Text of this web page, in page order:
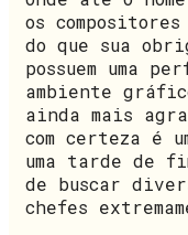
os
do que sua
possuem uma
ambiente
ainda mais
com certeza é
uma tarde de
de buscar
chefes